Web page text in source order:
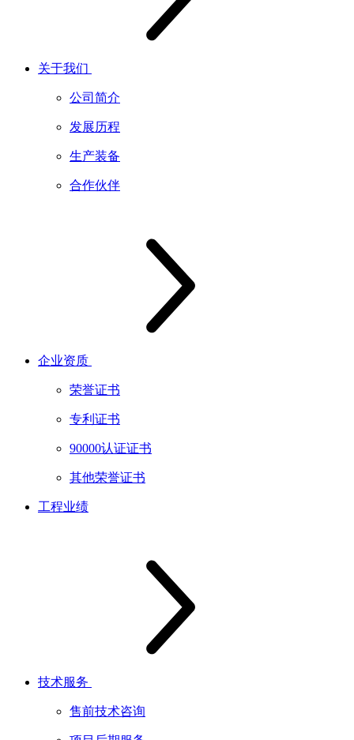
关于我们
公司简介
发展历程
生产装备
合作伙伴
企业资质
荣誉证书
专利证书
90000认证证书
其他荣誉证书
工程业绩
技术服务
售前技术咨询